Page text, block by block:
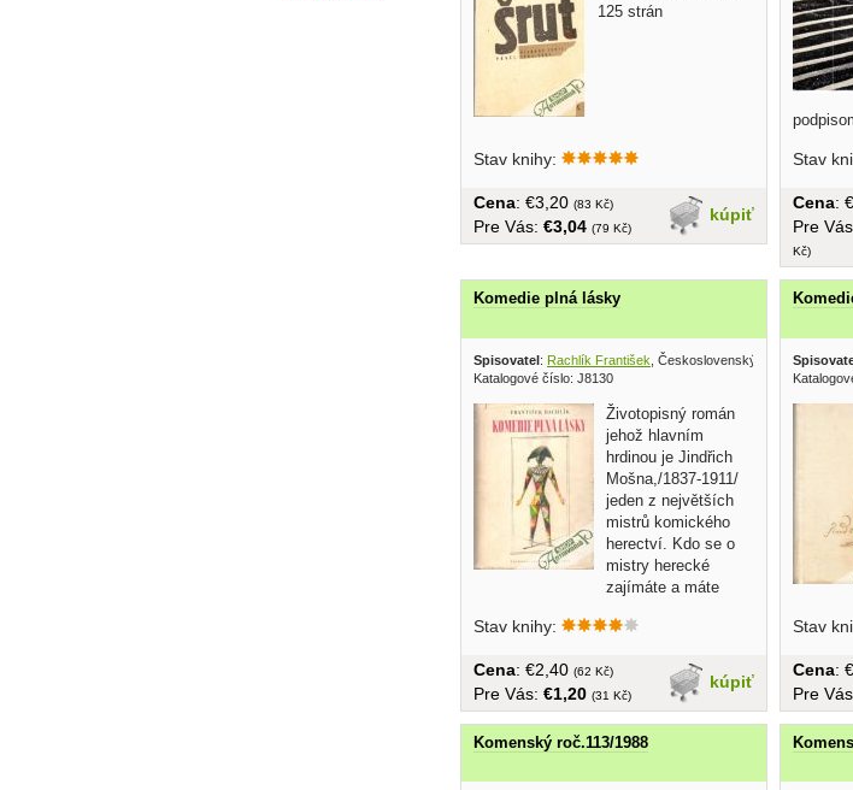
125 strán
Stav knihy:
kúpiť
Cena: €3,20 (83 Kč)
Pre Vás: €3,04 (79 Kč)
Stav
Cena:
Pre
Kč)
Komedie plná lásky
Spisovatel: Rachlík František , Československý spisovatel 1954
Katalogové číslo: J8130
Životopisný román
jehož hlavním
hrdinou je Jindřich
Mošna,/1837-1911/
jeden z největších
mistrů komického
herectví. Kdo se o
mistry herecké
zajímáte a máte
Stav knihy:
kúpiť
Cena: €2,40 (62 Kč)
Pre Vás: €1,20 (31 Kč)
Stav
Cena:
Pre
Komenský roč.113/1988